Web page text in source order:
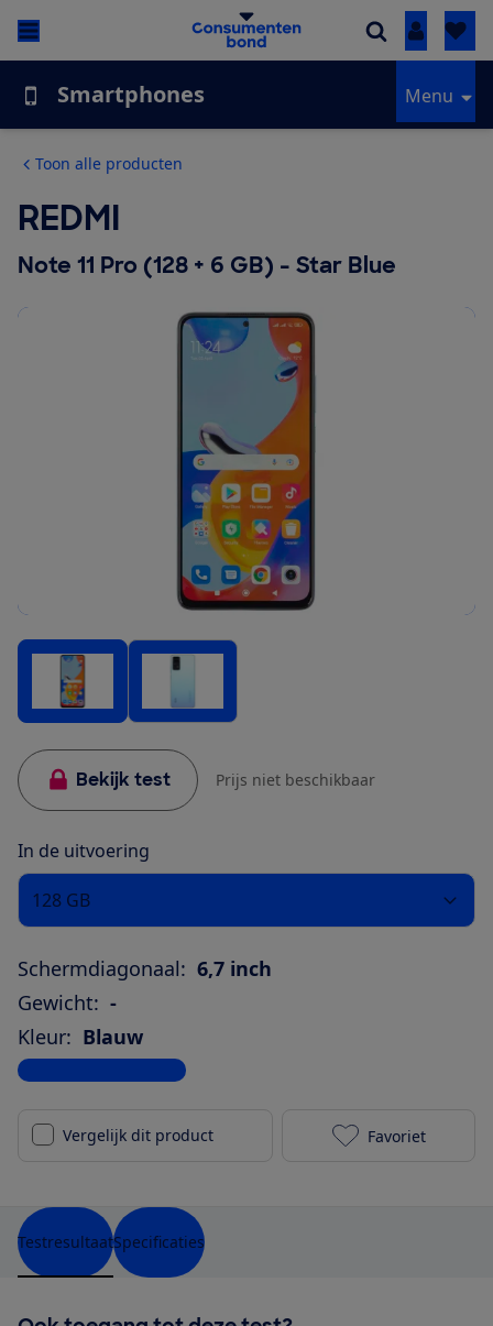
Inloggen
Smartphones Menu
Toon alle producten
REDMI
Note 11 Pro (128 + 6 GB) - Star Blue
Bekijk test Prijs niet beschikbaar
In de uitvoering
128 GB
Schermdiagonaal: 6,7 inch
Gewicht: -
Kleur: Blauw
Bekijk alle specificaties
Vergelijk dit product REDMI Note
Favoriet
TestresultaatSpecificaties